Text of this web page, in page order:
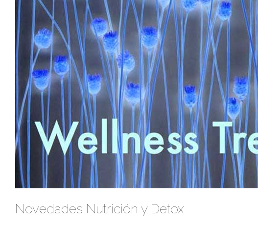
Novedades Nutrición y Detox